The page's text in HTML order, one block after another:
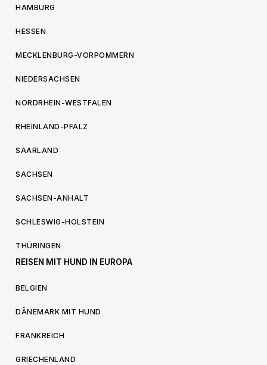
HAMBURG
HESSEN
MECKLENBURG-VORPOMMERN
NIEDERSACHSEN
NORDRHEIN-WESTFALEN
RHEINLAND-PFALZ
SAARLAND
SACHSEN
SACHSEN-ANHALT
SCHLESWIG-HOLSTEIN
THÜRINGEN
REISEN MIT HUND IN EUROPA
BELGIEN
DÄNEMARK MIT HUND
FRANKREICH
GRIECHENLAND